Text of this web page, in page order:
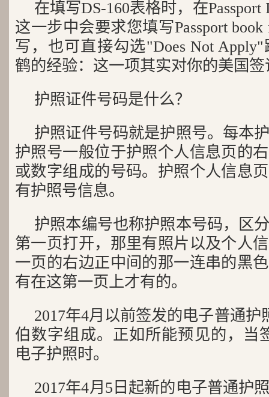
在填写DS-160表格时，在
这一步中会要求您填写Passport
写，也可直接勾选"Does Not
鹤的经验：这一项其实对你的美国
护照证件号码是什么？
护照证件号码就是护照号。每本
护照号一般位于护照个人信息页的
或数字组成的号码。护照个人信息
有护照号信息。
护照本编号也称护照本号码，区
第一页打开，那里有照片以及个人
一页的右边正中间的那一连串的黑
有在这第一页上才有的。
2017年4月以前签发的电子普通护
伯数字组成。正如所能预见的，当
电子护照时。
2017年4月5日起新的电子普通护